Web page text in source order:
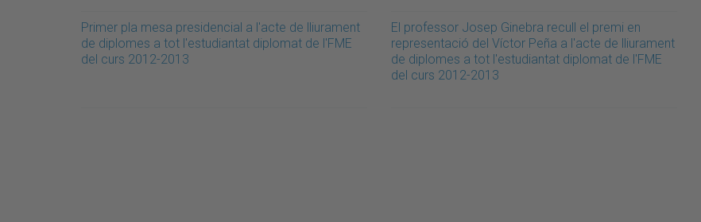
Primer pla mesa presidencial a l'acte de lliurament
de diplomes a tot l'estudiantat diplomat de l'FME
del curs 2012-2013
El professor Josep Ginebra recull el premi en
representació del Víctor Peña a l'acte de lliurament
de diplomes a tot l'estudiantat diplomat de l'FME
del curs 2012-2013